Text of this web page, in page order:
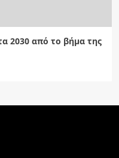
2030 από το βήμα της